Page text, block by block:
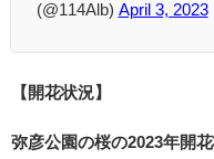
(@114Alb) April 3, 2023
【開花状況】
弥彦公園の桜の2023年開